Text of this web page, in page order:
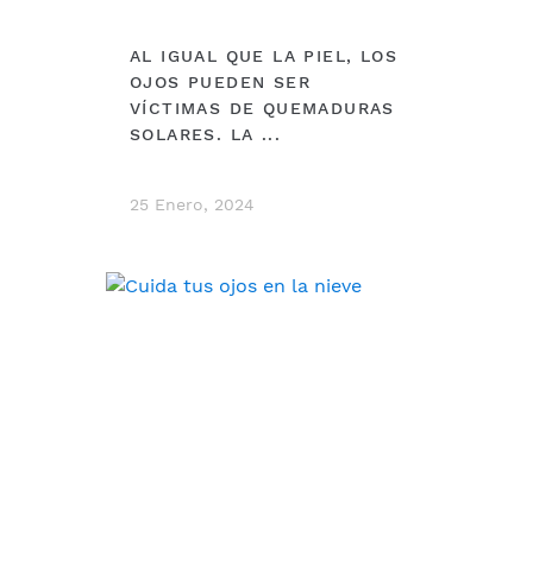
AL IGUAL QUE LA PIEL, LOS
OJOS PUEDEN SER
VÍCTIMAS DE QUEMADURAS
SOLARES. LA ...
25 Enero, 2024